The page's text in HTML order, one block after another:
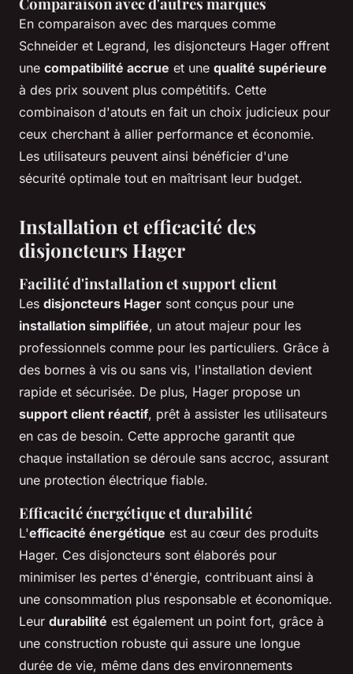
En comparaison avec des marques comme
Schneider et Legrand, les disjoncteurs Hager offrent
une compatibilité accrue et une qualité supérieure
à des prix souvent plus compétitifs. Cette
combinaison d'atouts en fait un choix judicieux pour
ceux cherchant à allier performance et économie.
Les utilisateurs peuvent ainsi bénéficier d'une
sécurité optimale tout en maîtrisant leur budget.
Installation et efficacité des
disjoncteurs Hager
Facilité d'installation et support client
Les disjoncteurs Hager sont conçus pour une
installation simplifiée, un atout majeur pour les
professionnels comme pour les particuliers. Grâce à
des bornes à vis ou sans vis, l'installation devient
rapide et sécurisée. De plus, Hager propose un
support client réactif, prêt à assister les utilisateurs
en cas de besoin. Cette approche garantit que
chaque installation se déroule sans accroc, assurant
une protection électrique fiable.
Efficacité énergétique et durabilité
L'efficacité énergétique est au cœur des produits
Hager. Ces disjoncteurs sont élaborés pour
minimiser les pertes d'énergie, contribuant ainsi à
une consommation plus responsable et économique.
Leur durabilité est également un point fort, grâce à
une construction robuste qui assure une longue
durée de vie, même dans des environnements